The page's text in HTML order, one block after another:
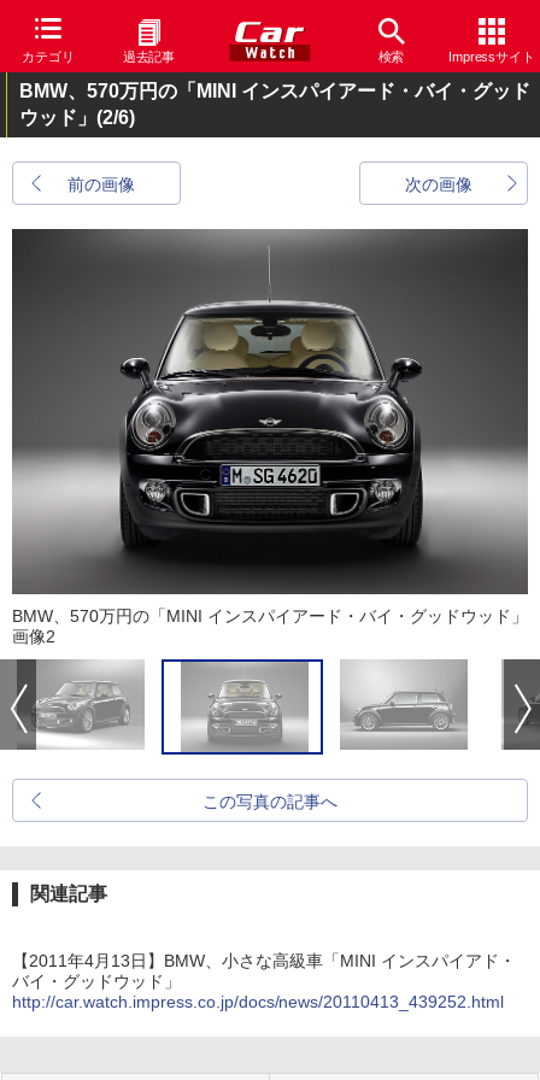
カテゴリ 過去記事 検索 Impressサイト
BMW、570万円の「MINI インスパイアード・バイ・グッド
ウッド」 (2/6)
前の画像 次の画像
BMW、570万円の「MINI インスパイアード・バイ・グッドウッド」
画像2
この写真の記事へ
関連記事
【2011年4月13日】BMW、小さな高級車「MINI インスパイアド・
バイ・グッドウッド」
http://car.watch.impress.co.jp/docs/news/20110413_439252.html